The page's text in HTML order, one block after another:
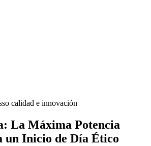
calidad e innovación
La Máxima Potencia
un Inicio de Día Ético